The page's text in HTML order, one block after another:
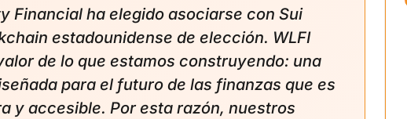
Financial ha elegido asociarse con Sui
estadounidense de elección. WLFI
de lo que estamos construyendo: una
para el futuro de las finanzas que es
y accesible. Por esta razón, nuestros